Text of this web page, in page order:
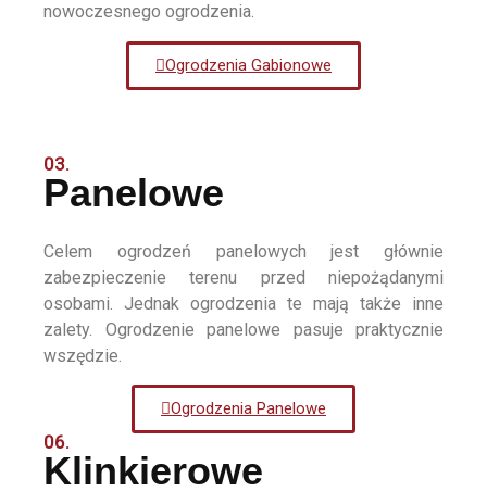
nowoczesnego ogrodzenia.
Ogrodzenia Gabionowe
03.
Panelowe
Celem ogrodzeń panelowych jest głównie
zabezpieczenie terenu przed niepożądanymi
osobami. Jednak ogrodzenia te mają także inne
zalety. Ogrodzenie panelowe pasuje praktycznie
wszędzie.
Ogrodzenia Panelowe
06.
Klinkierowe